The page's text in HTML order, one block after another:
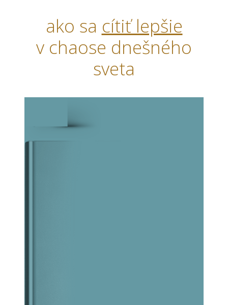
ako sa cítiť lepšie
v chaose dnešného
sveta